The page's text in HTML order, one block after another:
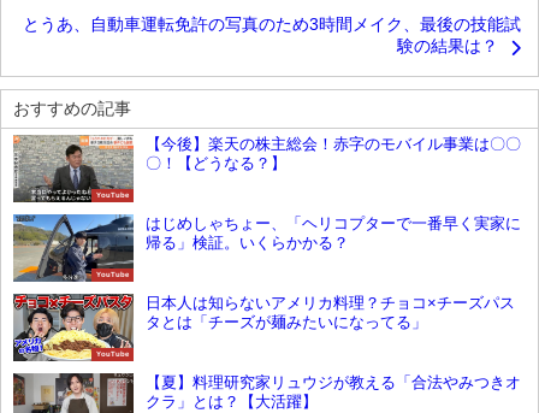
とうあ、自動車運転免許の写真のため3時間メイク、最後の技能試
験の結果は？
おすすめの記事
YouTube
【今後】楽天の株主総会！赤字のモバイル事業は〇〇
〇！【どうなる？】
YouTube
はじめしゃちょー、「ヘリコプターで一番早く実家に
帰る」検証。いくらかかる？
YouTube
日本人は知らないアメリカ料理？チョコ×チーズパス
タとは「チーズが麺みたいになってる」
【夏】料理研究家リュウジが教える「合法やみつきオ
クラ」とは？【大活躍】